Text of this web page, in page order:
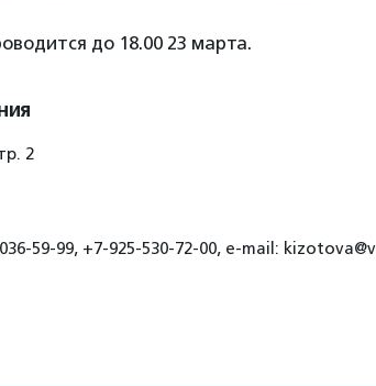
до 18.00 23 марта.
2
59-99, +7-925-530-72-00, e-mail: